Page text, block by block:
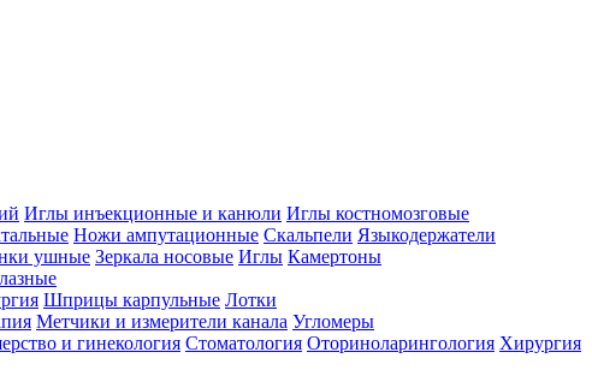
Иглы инъекционные и канюли Иглы костномозговые
Ножи ампутационные Скальпели Языкодержатели
ушные Зеркала носовые Иглы Камертоны
Шприцы карпульные Лотки
Метчики и измерители канала Угломеры
и гинекология Стоматология Оториноларингология Хирургия